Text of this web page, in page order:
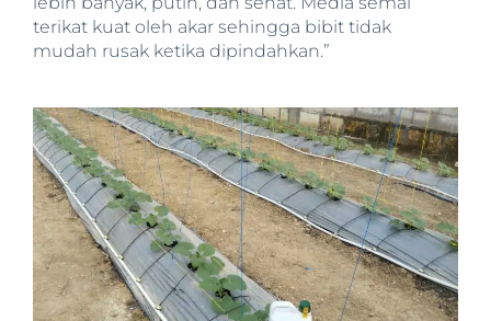
terikat kuat oleh akar sehingga bibit tidak
mudah rusak ketika dipindahkan.”